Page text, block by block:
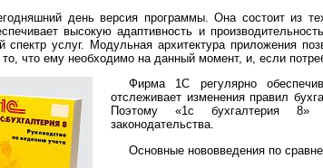
день версия программы. Она состоит из
высокую адаптивность и
услуг. Модульная архитектура приложения
что ему необходимо на данный момент, и, если
Фирма 1С регулярно
отслеживает изменения правил
Поэтому «1с бухгалтерия 8»
законодательства.
Основные нововведения по